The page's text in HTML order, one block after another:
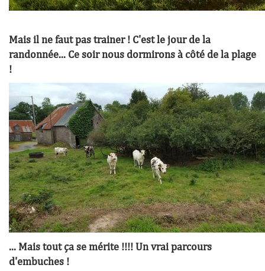
Mais il ne faut pas trainer ! C'est le jour de la
randonnée... Ce soir nous dormirons à côté de la plage
!
... Mais tout ça se mérite !!!! Un vrai parcours
d'embuches !